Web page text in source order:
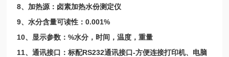
8、加热源：卤素加热水份测定仪
9、水分含量可读性：0.001%
10、显示参数：%水分，时间，温度，重量
11、通讯接口：标配RS232通讯接口-方便连接打印机、电脑